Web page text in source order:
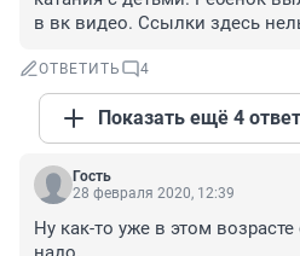
в вк видео. Ссылки здесь
ОТВЕТИТЬ 4
Показать ещё 4
Гость
28 февраля 2020, 12:39
Ну как-то уже в этом